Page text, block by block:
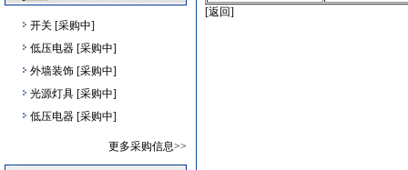
开关 [采购中]
低压电器 [采购中]
外墙装饰 [采购中]
光源灯具 [采购中]
低压电器 [采购中]
更多采购信息>>
[返回]